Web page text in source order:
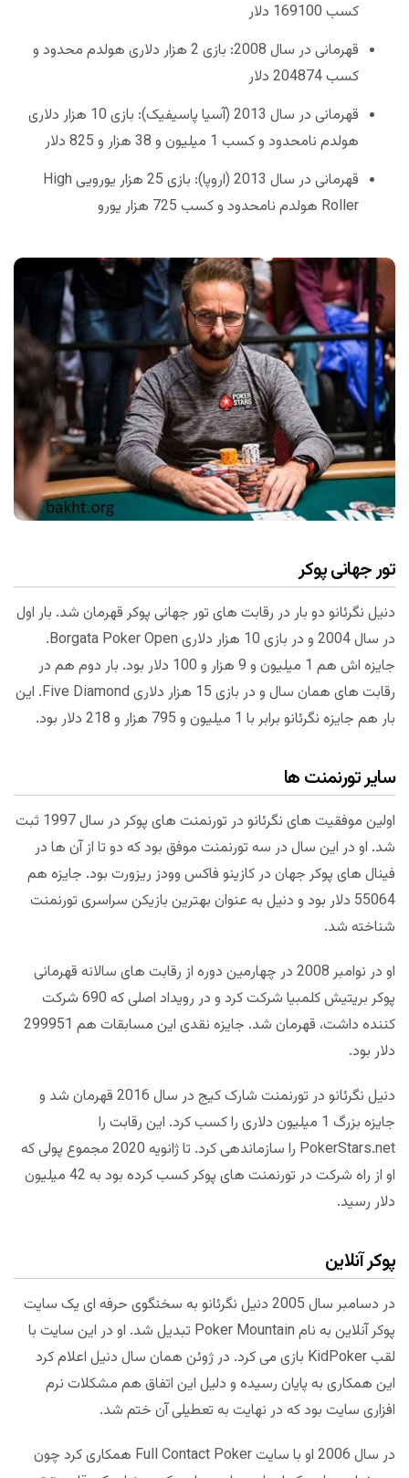
کسب 169100 دلار
قهرمانی در سال 2008: بازی 2 هزار دلاری هولدم محدود و
کسب 204874 دلار
قهرمانی در سال 2013 (آسیا پاسیفیک): بازی 10 هزار دلاری
هولدم نامحدود و کسب 1 میلیون و 38 هزار و 825 دلار
قهرمانی در سال 2013 (اروپا): بازی 25 هزار یورویی High
Roller هولدم نامحدود و کسب 725 هزار یورو
تور جهانی پوکر
دنیل نگرئانو دو بار در رقابت های تور جهانی پوکر قهرمان شد. بار اول
در سال 2004 و در بازی 10 هزار دلاری Borgata Poker Open.
جایزه اش هم 1 میلیون و 9 هزار و 100 دلار بود. بار دوم هم در
رقابت های همان سال و در بازی 15 هزار دلاری Five Diamond. این
بار هم جایزه نگرئانو برابر با 1 میلیون و 795 هزار و 218 دلار بود.
سایر تورنمنت ها
اولین موفقیت های نگرئانو در تورنمنت های پوکر در سال 1997 ثبت
شد. او در این سال در سه تورنمنت موفق بود که دو تا از آن ها در
فینال های پوکر جهان در کازینو فاکس وودز ریزورت بود. جایزه هم
55064 دلار بود و دنیل به عنوان بهترین بازیکن سراسری تورنمنت
شناخته شد.
او در نوامبر 2008 در چهارمین دوره از رقابت های سالانه قهرمانی
پوکر بریتیش کلمبیا شرکت کرد و در رویداد اصلی که 690 شرکت
کننده داشت، قهرمان شد. جایزه نقدی این مسابقات هم 299951
دلار بود.
دنیل نگرئانو در تورنمنت شارک کیج در سال 2016 قهرمان شد و
جایزه بزرگ 1 میلیون دلاری را کسب کرد. این رقابت را
PokerStars.net را سازماندهی کرد. تا ژانویه 2020 مجموع پولی که
او از راه شرکت در تورنمنت های پوکر کسب کرده بود به 42 میلیون
دلار رسید.
پوکر آنلاین
در دسامبر سال 2005 دنیل نگرئانو به سخنگوی حرفه ای یک سایت
پوکر آنلاین به نام Poker Mountain تبدیل شد. او در این سایت با
لقب KidPoker بازی می کرد. در ژوئن همان سال دنیل اعلام کرد
این همکاری به پایان رسیده و دلیل این اتفاق هم مشکلات نرم
افزاری سایت بود که در نهایت به تعطیلی آن ختم شد.
در سال 2006 او با سایت Full Contact Poker همکاری کرد چون